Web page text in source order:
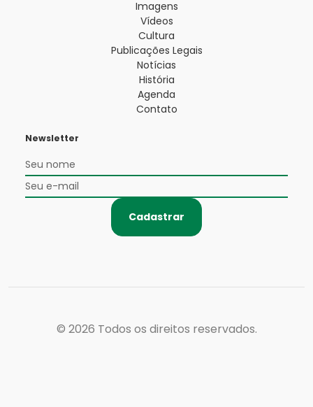
Imagens
Vídeos
Cultura
Publicações Legais
Notícias
História
Agenda
Contato
Newsletter
Cadastrar
© 2026 Todos os direitos reservados.